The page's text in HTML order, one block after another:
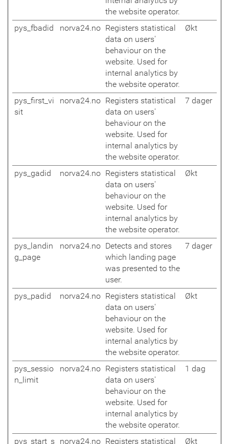
the website operator.
pys_fbadid norva24.no Registers statistical
data on users'
behaviour on the
website. Used for
internal analytics by
the website operator.
Økt
pys_first_vi
sit
norva24.no Registers statistical
data on users'
behaviour on the
website. Used for
internal analytics by
the website operator.
7 dager
pys_gadid norva24.no Registers statistical
data on users'
behaviour on the
website. Used for
internal analytics by
the website operator.
Økt
pys_landin
g_page
norva24.no Detects and stores
which landing page
was presented to the
user.
7 dager
pys_padid norva24.no Registers statistical
data on users'
behaviour on the
website. Used for
internal analytics by
the website operator.
Økt
pys_sessio
n_limit
norva24.no Registers statistical
data on users'
behaviour on the
website. Used for
internal analytics by
the website operator.
1 dag
pys_start_s norva24.no Registers statistical Økt